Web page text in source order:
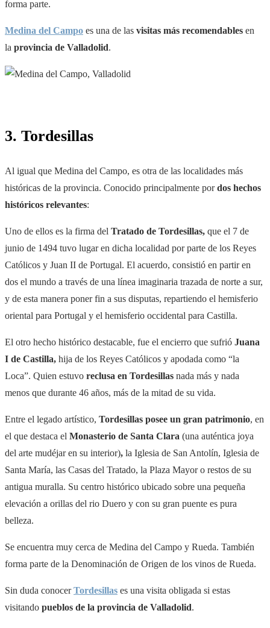
forma parte.
Medina del Campo es una de las visitas más recomendables en
la provincia de Valladolid.
3. Tordesillas
Al igual que Medina del Campo, es otra de las localidades más
históricas de la provincia. Conocido principalmente pordos hechos
históricos relevantes:
Uno de ellos es la firma del Tratado de Tordesillas, que el 7 de
junio de 1494 tuvo lugar en dicha localidad por parte de los Reyes
Católicos y Juan II de Portugal. El acuerdo, consistió en partir en
dos el mundo a través de una línea imaginaria trazada de norte a sur,
y de esta manera poner fin a sus disputas, repartiendo el hemisferio
oriental para Portugal y el hemisferio occidental para Castilla.
El otro hecho histórico destacable, fue el encierro que sufrió Juana
I de Castilla, hija de los Reyes Católicos y apodada como “la
Loca”. Quien estuvo reclusa en Tordesillas nada más y nada
menos que durante 46 años, más de la mitad de su vida.
Entre el legado artístico, Tordesillas posee un gran patrimonio, en
el que destaca el Monasterio de Santa Clara (una auténtica joya
del arte mudéjar en su interior), la Iglesia de San Antolín, Iglesia de
Santa María, las Casas del Tratado, la Plaza Mayor o restos de su
antigua muralla. Su centro histórico ubicado sobre una pequeña
elevación a orillas del rio Duero y con su gran puente es pura
belleza.
Se encuentra muy cerca de Medina del Campo y Rueda. También
forma parte de la Denominación de Origen de los vinos de Rueda.
Sin duda conocerTordesillas es una visita obligada si estas
visitando pueblos de la provincia de Valladolid.